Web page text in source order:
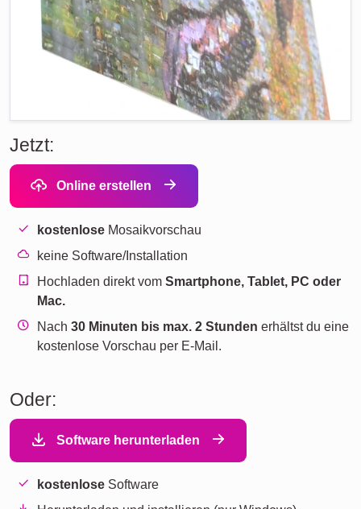
Jetzt:
Online erstellen
kostenlose Mosaikvorschau
keine Software/Installation
Hochladen direkt vomSmartphone, Tablet, PC oder
Mac.
Nach30 Minuten bis max. 2 Stunden erhältst du eine
kostenlose Vorschau per E-Mail.
Oder:
Software herunterladen
kostenlose Software